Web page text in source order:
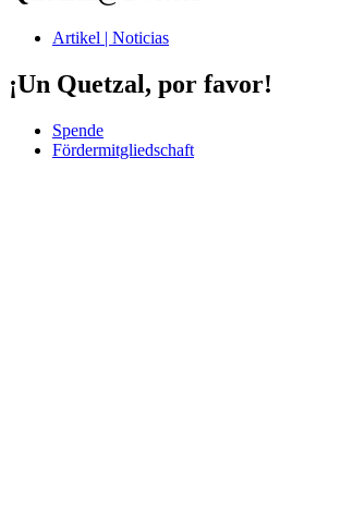
Artikel | Noticias
¡Un Quetzal, por favor!
Spende
Fördermitgliedschaft